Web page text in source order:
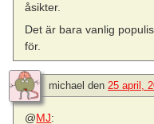
åsikter.
Det är bara vanlig
för.
michael den 25 april,
@MJ: